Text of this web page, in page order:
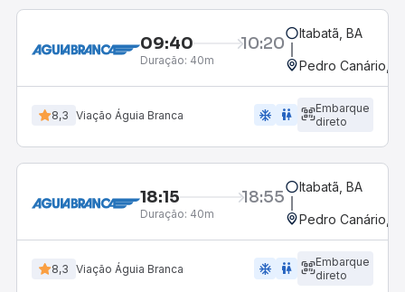
09:40 10:20
Duração: 40m
Itabatã, BA
Pedro Canário,
8,3 Viação Águia Branca ac_unit wc
Embarque
direto
18:15 18:55
Duração: 40m
Itabatã, BA
Pedro Canário,
8,3 Viação Águia Branca ac_unit wc
Embarque
direto